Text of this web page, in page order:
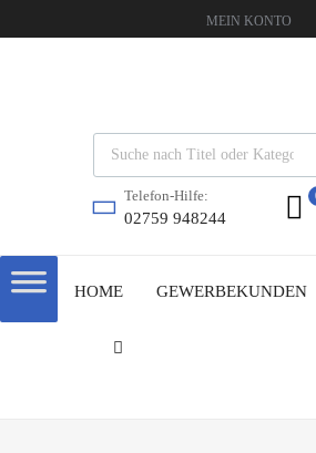
MEIN KONTO
Telefon-Hilfe:
02759 948244
HOME GEWERBEKUNDEN